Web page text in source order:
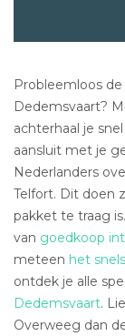
Probleemloos
Dedemsvaart?
achterhaal je
aansluit met je
Nederlanders
Telfort. Dit doen
pakket te traag
van goedkoop
meteen het
ontdek je alle
Dedemsvaart.
Overweeg dan